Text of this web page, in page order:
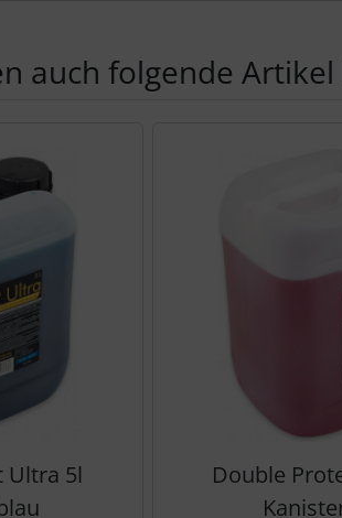
auch folgende
Ultra 5l
Double